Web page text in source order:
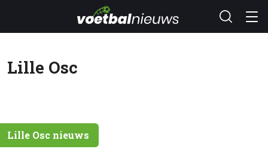
Lille Osc
Lille Osc nieuws